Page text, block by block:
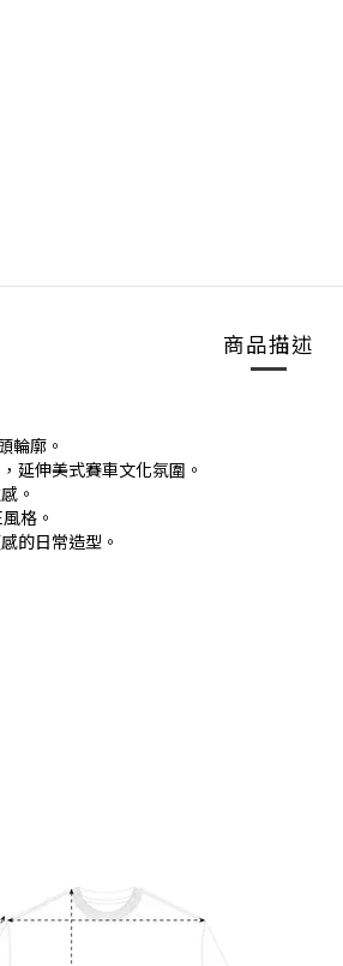
商品描述
輪廓。
延伸美式賽車文化氛圍。
。
格。
的日常造型。